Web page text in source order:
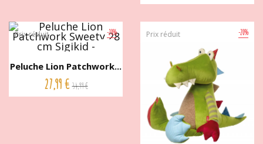
-20%
Prix réduit
Peluche Lion Patchwork...
27,99 € 34,99 €
-20%
Prix réduit